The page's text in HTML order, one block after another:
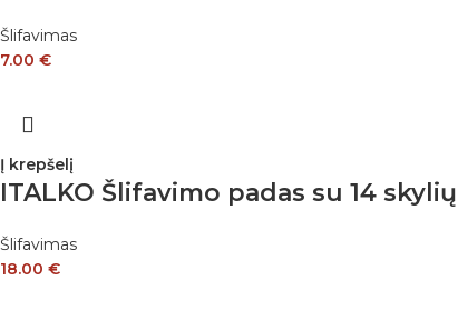
Šlifavimas
7.00 €
Į krepšelį
ITALKO Šlifavimo padas su 14
Šlifavimas
18.00 €